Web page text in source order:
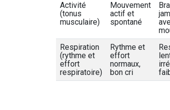
Activité
(tonus
musculaire)
Mouvement
actif et
spontané
Respiration
(rythme et
effort
respiratoire)
Rythme et
effort
normaux,
bon cri